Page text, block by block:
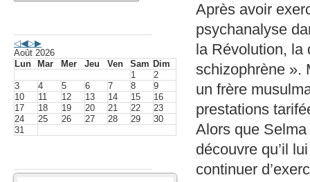
Août 2026
Lun
Mar Mer Jeu Ven Sam Dim
1
2
3
4 5 6 7 8
9
10
11 12 13 14 15
16
17
18 19 20 21 22
23
24
25 26 27 28 29
30
31
Après avoir
psychanalyse
la Révolution, la
schizophrène ».
un frère
prestations
Alors que
découvre qu’il
continuer